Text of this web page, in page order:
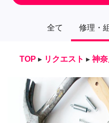
全て 修理・
TOP ▸ リクエスト ▸ 神